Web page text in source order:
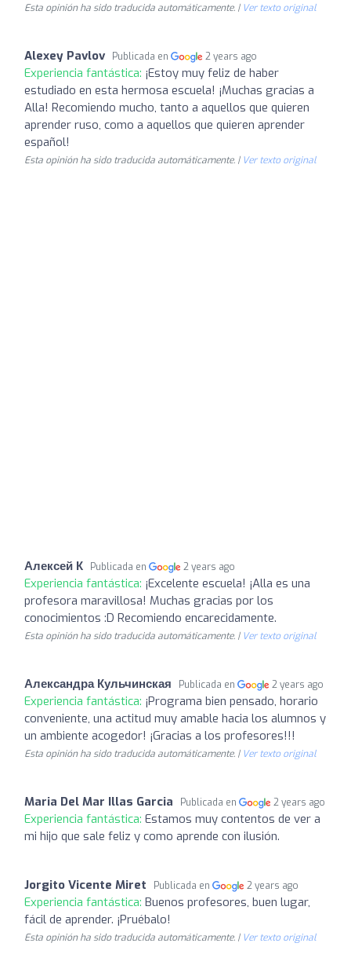
Esta opinión ha sido traducida automáticamente. | Ver texto original
Alexey Pavlov Publicada en 2 years ago
Experiencia fantástica: ¡Estoy muy feliz de haber
estudiado en esta hermosa escuela! ¡Muchas gracias a
Alla! Recomiendo mucho, tanto a aquellos que quieren
aprender ruso, como a aquellos que quieren aprender
español!
Esta opinión ha sido traducida automáticamente. | Ver texto original
Алексей К Publicada en 2 years ago
Experiencia fantástica: ¡Excelente escuela! ¡Alla es una
profesora maravillosa! Muchas gracias por los
conocimientos :D Recomiendo encarecidamente.
Esta opinión ha sido traducida automáticamente. | Ver texto original
Александра Кульчинская Publicada en 2 years ago
Experiencia fantástica: ¡Programa bien pensado, horario
conveniente, una actitud muy amable hacia los alumnos y
un ambiente acogedor! ¡Gracias a los profesores!!!
Esta opinión ha sido traducida automáticamente. | Ver texto original
Maria Del Mar Illas Garcia Publicada en 2 years ago
Experiencia fantástica: Estamos muy contentos de ver a
mi hijo que sale feliz y como aprende con ilusión.
Jorgito Vicente Miret Publicada en 2 years ago
Experiencia fantástica: Buenos profesores, buen lugar,
fácil de aprender. ¡Pruébalo!
Esta opinión ha sido traducida automáticamente. | Ver texto original